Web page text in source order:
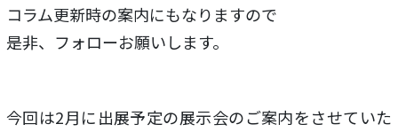
コラム更新時の案内にもなりますので
是非、フォローお願いします。
今回は2月に出展予定の展示会のご案内をさせていた